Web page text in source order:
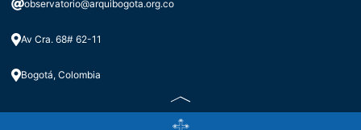
observatorio@arquibogota.org.co
Av Cra. 68# 62-11
Bogotá, Colombia